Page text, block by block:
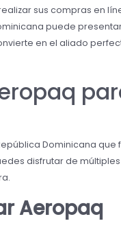
sus compras en
puede
en el aliado
Dominicana
disfrutar de
Aeropaq